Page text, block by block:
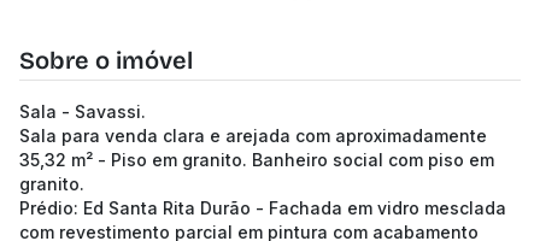
Sobre o imóvel
Sala - Savassi.
Sala para venda clara e arejada com aproximadamente
35,32 m² - Piso em granito. Banheiro social com piso em
granito.
Prédio: Ed Santa Rita Durão - Fachada em vidro mesclada
com revestimento parcial em pintura com acabamento